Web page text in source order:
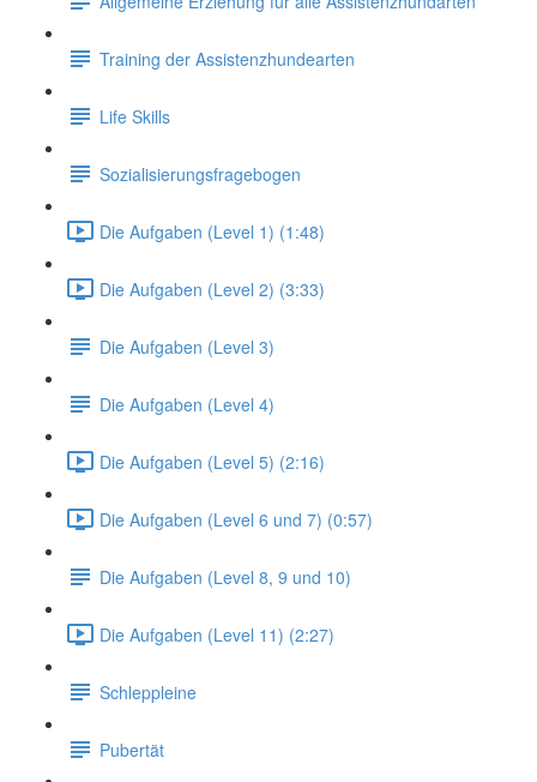
Training der Assistenzhundearten
Life Skills
Sozialisierungsfragebogen
Die Aufgaben (Level 1) (1:48)
Die Aufgaben (Level 2) (3:33)
Die Aufgaben (Level 3)
Die Aufgaben (Level 4)
Die Aufgaben (Level 5) (2:16)
Die Aufgaben (Level 6 und 7) (0:57)
Die Aufgaben (Level 8, 9 und 10)
Die Aufgaben (Level 11) (2:27)
Schleppleine
Pubertät